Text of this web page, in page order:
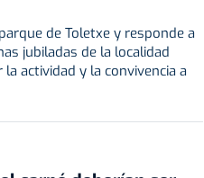
de Toletxe y responde a
jubiladas de la localidad
actividad y la convivencia a